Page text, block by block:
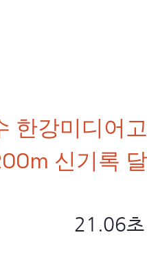
한강미디어
신기록
21.06초